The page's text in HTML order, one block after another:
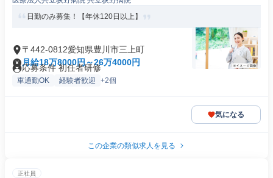
日勤のみ募集！【年休120日以上】
〒442-0812愛知県豊川市三上町
月給18万8000円～26万4000円
応募条件 初任者研修
車通勤OK 経験者歓迎 +2個
気になる
この企業の類似求人を見る
正社員